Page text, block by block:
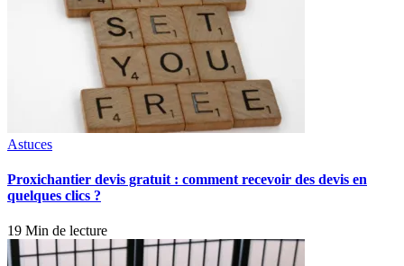
Astuces
Proxichantier devis gratuit : comment recevoir des devis en
quelques clics ?
19 Min de lecture